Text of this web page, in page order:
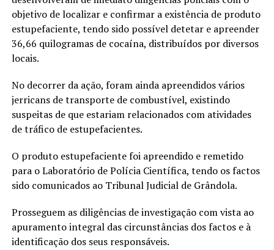
objetivo de localizar e confirmar a existência de produto
estupefaciente, tendo sido possível detetar e apreender
36,66 quilogramas de cocaína, distribuídos por diversos
locais.
No decorrer da ação, foram ainda apreendidos vários
jerricans de transporte de combustível, existindo
suspeitas de que estariam relacionados com atividades
de tráfico de estupefacientes.
O produto estupefaciente foi apreendido e remetido
para o Laboratório de Polícia Científica, tendo os factos
sido comunicados ao Tribunal Judicial de Grândola.
Prosseguem as diligências de investigação com vista ao
apuramento integral das circunstâncias dos factos e à
identificação dos seus responsáveis.